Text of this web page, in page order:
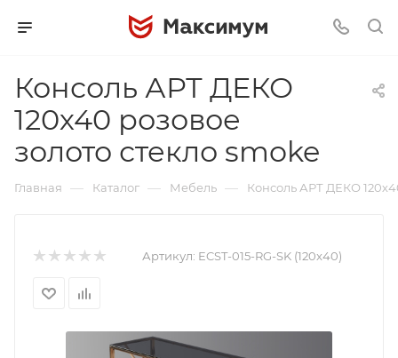
Консоль АРТ ДЕКО
120х40 розовое
золото стекло smoke
Главная — Каталог — Мебель — Консоль АРТ ДЕКО
Артикул: ECST-015-RG-SK (120x40)